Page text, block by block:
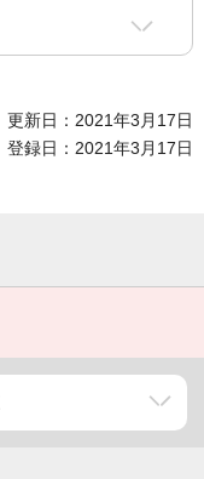
更新日：2021年3月17日
登録日：2021年3月17日